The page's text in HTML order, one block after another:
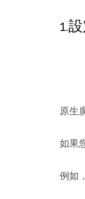
1.
原生
如果
例如